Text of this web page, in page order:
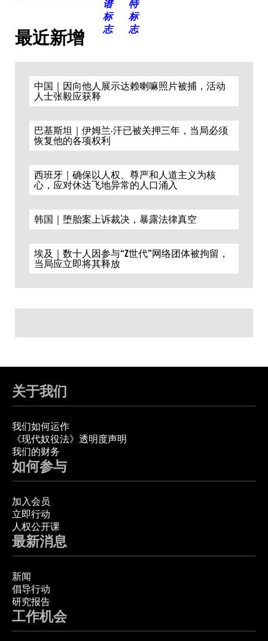
最近新增
中国｜因向他人展示达赖喇嘛照片被捕，活动
人士张毅应获释
巴基斯坦｜伊姆兰·汗已被关押三年，当局必须
恢复他的各项权利
西班牙｜确保以人权、尊严和人道主义为核
心，应对休达飞地异常的人口涌入
韩国｜堕胎案上诉裁决，暴露法律真空
埃及｜数十人因参与“Z世代”网络团体被拘留，
当局应立即将其释放
关于我们
我们如何运作
《现代奴役法》透明度声明
我们的财务
如何参与
加入会员
立即行动
人权公开课
最新消息
新闻
倡导行动
研究报告
工作机会